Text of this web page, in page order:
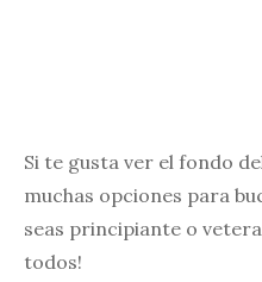
Si te gusta ver el fondo
muchas opciones para
seas principiante o
todos!